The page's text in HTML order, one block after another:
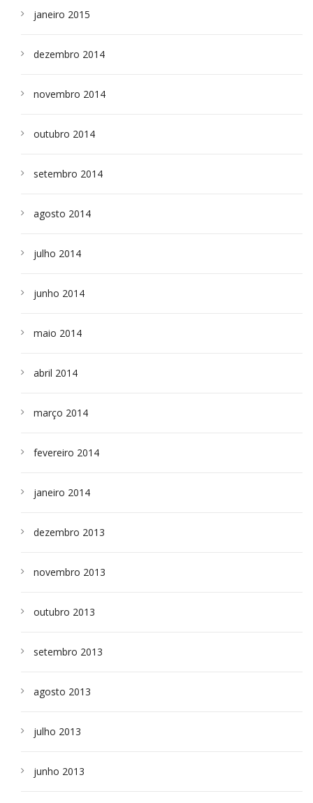
janeiro 2015
dezembro 2014
novembro 2014
outubro 2014
setembro 2014
agosto 2014
julho 2014
junho 2014
maio 2014
abril 2014
março 2014
fevereiro 2014
janeiro 2014
dezembro 2013
novembro 2013
outubro 2013
setembro 2013
agosto 2013
julho 2013
junho 2013